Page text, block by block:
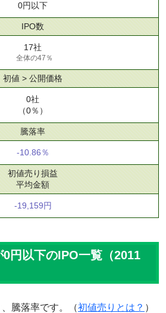
0円以下
IPO数
17社
全体の47％
初値 > 公開価格
0社
（0％）
騰落率
-10.86％
初値売り損益
平均金額
-19,159円
円以下のIPO一覧（2011
騰落率です。（初値売りとは？ ）